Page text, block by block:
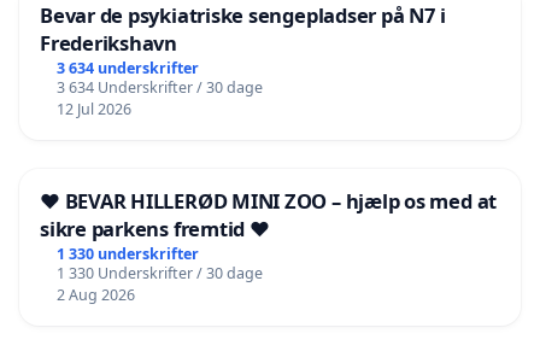
Bevar de psykiatriske sengepladser på N7 i
Frederikshavn
3 634 underskrifter
3 634 Underskrifter / 30 dage
12 Jul 2026
❤️ BEVAR HILLERØD MINI ZOO – hjælp os med at
sikre parkens fremtid ❤️
1 330 underskrifter
1 330 Underskrifter / 30 dage
2 Aug 2026